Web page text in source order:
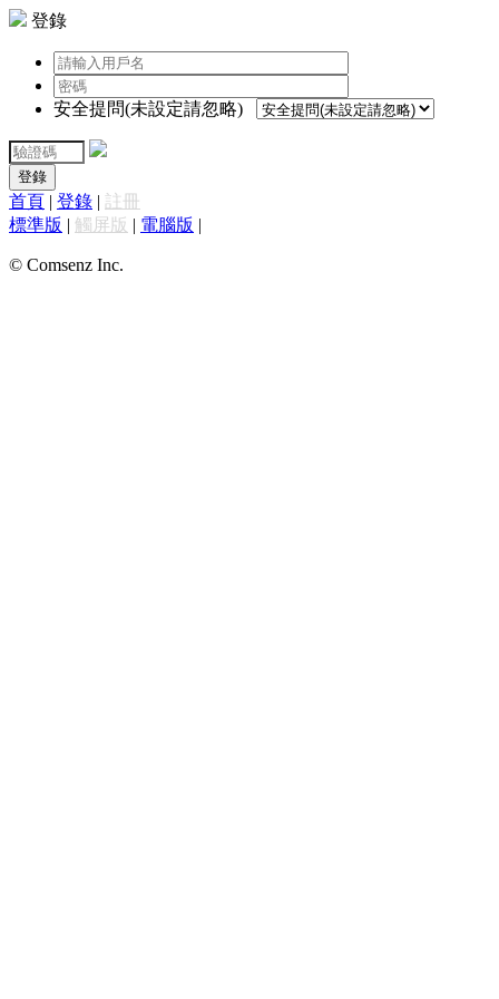
登錄
安全提問(未設定請忽略)
登錄
首頁 | 登錄 | 註冊
標準版 | 觸屏版 | 電腦版 |
© Comsenz Inc.